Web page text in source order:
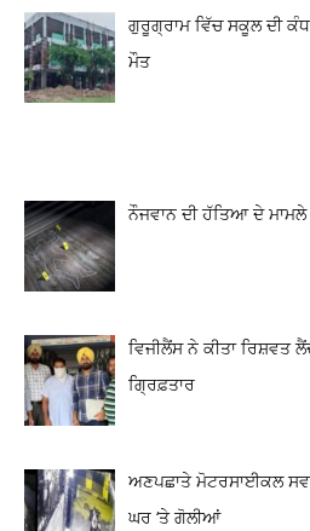
ਗੁਰੂਗ੍ਰਾਮ ਵਿੱਚ ਸਕੂਲ ਦੀ
ਮੌਤ
ਨੌਜਵਾਨ ਦੀ ਹੱਤਿਆ ਦੇ
ਵਿਜੀਲੈਂਸ ਨੇ ਕੀਤਾ ਰਿਸ਼ਵਤ
ਗ੍ਰਿਫ਼ਤਾਰ
ਅਣਪਛਾਤੇ ਮੋਟਰਸਾਈਕਲ
ਘਰ ‘ਤੇ ਗੋਲੀਆਂ